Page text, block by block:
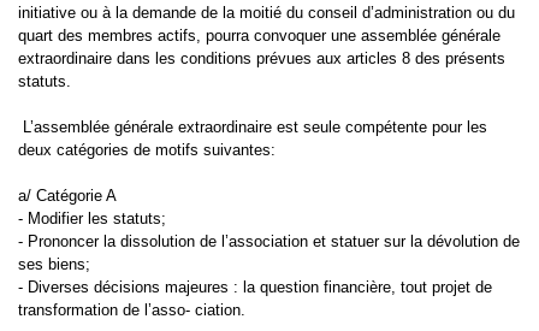
initiative ou à la demande de la moitié du conseil d’administration ou du
quart des membres actifs, pourra convoquer une assemblée générale
extraordinaire dans les conditions prévues aux articles 8 des présents
statuts.
L’assemblée générale extraordinaire est seule compétente pour les
deux catégories de motifs suivantes:
a/ Catégorie A
- Modifier les statuts;
- Prononcer la dissolution de l’association et statuer sur la dévolution de
ses biens;
- Diverses décisions majeures : la question financière, tout projet de
transformation de l’asso- ciation.